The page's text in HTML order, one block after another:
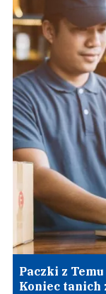
Paczki z
Koniec tanich